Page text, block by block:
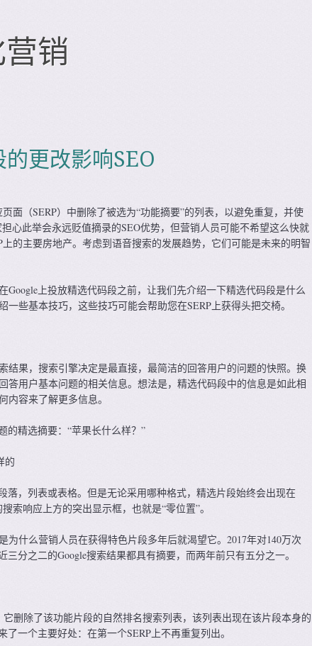
销
更改影响SEO
面（SERP）中删除了被选为“功能摘要”的列表，以避免重复，并使
心此举会永远贬值摘录的SEO优势，但营销人员可能不希望这么快就
的主要房地产。考虑到语音搜索的发展趋势，它们可能是未来的明智
Google上投放精选代码段之前，让我们先介绍一下精选代码段是什么
些基本技巧，这些技巧可能会帮助您在SERP上获得头把交椅。
结果，搜索引擎决定是最直接，最简洁的回答用户的问题的快照。换
答用户基本问题的相关信息。想法是，精选代码段中的信息是如此相
内容来了解​​更多信息。
的精选摘要：“苹果长什么样？”
的
落，列表或表格。但是无论采用哪种格式，精选片段始终会出现在
索响应上方的突出显示框，也就是“零位置”。
为什么营销人员在获得特色片段多年后就渴望它。2017年对140万次
三分之二的Google搜索结果都具有摘要，而两年前只有五分之一。
它删除了该功能片段的自然排名搜索列表，该列表出现在该片段本身的
一个主要好处：在第一个SERP上不再重复列出。